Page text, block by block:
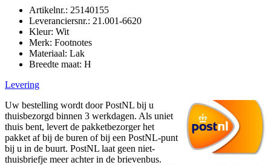
Artikelnr.: 25140155
Leveranciersnr.: 21.001-6620
Kleur: Wit
Merk: Footnotes
Materiaal: Lak
Breedte maat: H
Levering
Uw bestelling wordt door PostNL bij u
thuisbezorgd binnen 3 werkdagen. Als uniet
thuis bent, levert de pakketbezorger het
pakket af bij de buren of bij een PostNL-punt
bij u in de buurt. PostNL laat geen niet-
thuisbriefje meer achter in de brievenbus.